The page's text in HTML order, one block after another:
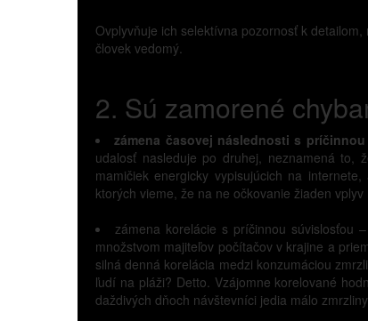
Ovplyvňuje ich selektívna pozornosť k
človek vedomý.
2. Sú zamorené
zámena časovej následnosti s
udalosť nasleduje po druhej, neznamená
mamičiek energicky vypisujúcich na
ktorých vieme, že na ne očkovanie žiaden vplyv
zámena korelácie s príčinnou súvislosťou
množstvom majiteľov počítačov v krajine a
silná denná korelácia medzi konzumáciou
ľudí na pláži? Detto. Vzájomne korelované
daždivých dňoch návštevníci jedia málo